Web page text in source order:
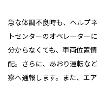
急な体調不良時も、ヘルプ
トセンターのオペレーター
分からなくても、車両位置
配。さらに、あおり運転な
察へ通報します。また、エ